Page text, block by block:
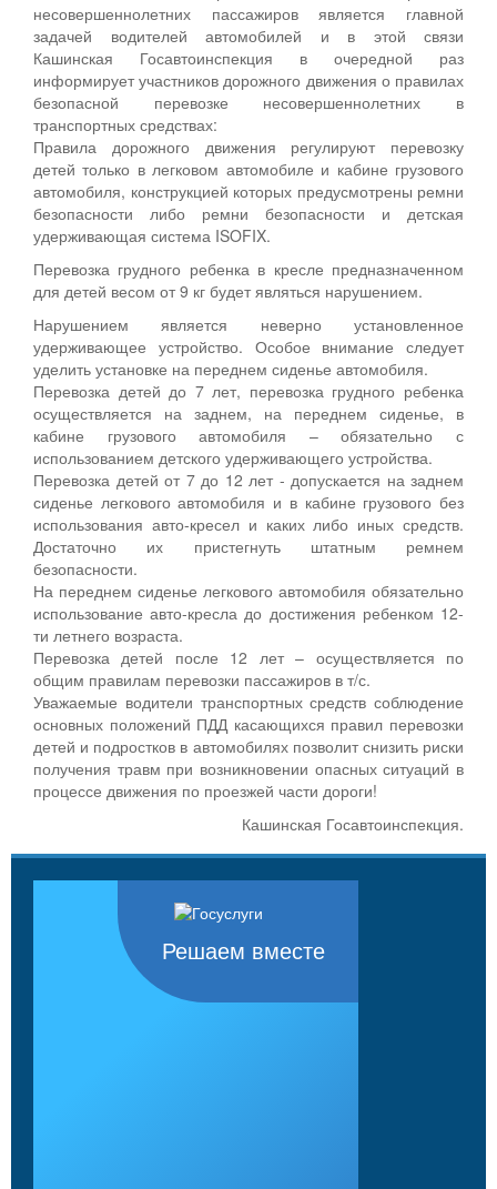
несовершеннолетних пассажиров является главной
задачей водителей автомобилей и в этой связи
Кашинская Госавтоинспекция в очередной раз
информирует участников дорожного движения о правилах
безопасной перевозке несовершеннолетних в
транспортных средствах:
Правила дорожного движения регулируют перевозку
детей только в легковом автомобиле и кабине грузового
автомобиля, конструкцией которых предусмотрены ремни
безопасности либо ремни безопасности и детская
удерживающая система ISOFIX.
Перевозка грудного ребенка в кресле предназначенном
для детей весом от 9 кг будет являться нарушением.
Нарушением является неверно установленное
удерживающее устройство. Особое внимание следует
уделить установке на переднем сиденье автомобиля.
Перевозка детей до 7 лет, перевозка грудного ребенка
осуществляется на заднем, на переднем сиденье, в
кабине грузового автомобиля – обязательно с
использованием детского удерживающего устройства.
Перевозка детей от 7 до 12 лет - допускается на заднем
сиденье легкового автомобиля и в кабине грузового без
использования авто-кресел и каких либо иных средств.
Достаточно их пристегнуть штатным ремнем
безопасности.
На переднем сиденье легкового автомобиля обязательно
использование авто-кресла до достижения ребенком 12-
ти летнего возраста.
Перевозка детей после 12 лет – осуществляется по
общим правилам перевозки пассажиров в т/с.
Уважаемые водители транспортных средств соблюдение
основных положений ПДД касающихся правил перевозки
детей и подростков в автомобилях позволит снизить риски
получения травм при возникновении опасных ситуаций в
процессе движения по проезжей части дороги!
Кашинская Госавтоинспекция.
Решаем вместе